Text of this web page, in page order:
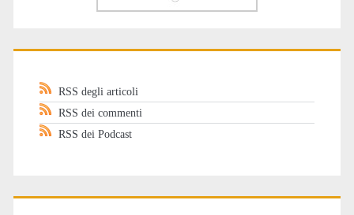
RSS degli articoli
RSS dei commenti
RSS dei Podcast